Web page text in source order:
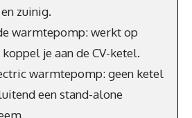
zuinig.
warmtepomp: werkt op
je aan de CV-ketel.
warmtepomp: geen ketel
een stand-alone